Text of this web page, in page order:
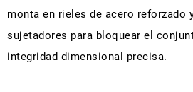
monta en rieles de acero reforzado
sujetadores para bloquear el
integridad dimensional precisa.